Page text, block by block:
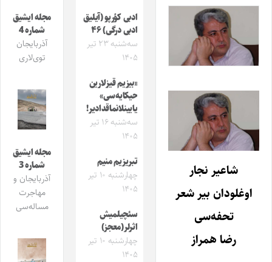
شاعیر نجار
اوغلودان بیر شعر
تحفه‌سی
رضا همراز
ادبی کؤرپو (آیلیق
ادبی درگی) ۴۶
سه‌شنبه ۲۳ تیر
۱۴۰۵
«بیزیم قیزلارین
حیکایه‌سی»
یایینلانماقدادیر!
سه‌شنبه ۱۶ تیر
۱۴۰۵
تبریزیم منیم
چهارشنبه ۱۰ تیر
۱۴۰۵
سئچیلمیش
اثرلر(معجز)
چهارشنبه ۱۰ تیر
۱۴۰۵
مجله ایشیق
شماره 4
آذربایجان
توی‌لاری
مجله ایشیق
شماره 3
آذربایجان و
مهاجرت
مساله‌سی